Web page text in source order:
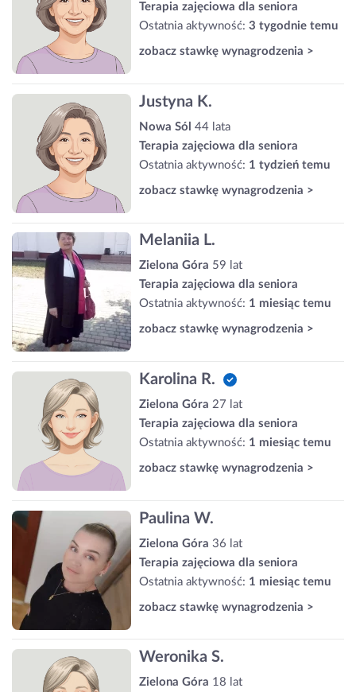
Terapia zajęciowa dla seniora
Ostatnia aktywność: 3 tygodnie temu
zobacz stawkę wynagrodzenia >
Justyna K.
Nowa Sól 44 lata
Terapia zajęciowa dla seniora
Ostatnia aktywność: 1 tydzień temu
zobacz stawkę wynagrodzenia >
Melaniia L.
Zielona Góra 59 lat
Terapia zajęciowa dla seniora
Ostatnia aktywność: 1 miesiąc temu
zobacz stawkę wynagrodzenia >
Karolina R.
Zielona Góra 27 lat
Terapia zajęciowa dla seniora
Ostatnia aktywność: 1 miesiąc temu
zobacz stawkę wynagrodzenia >
Paulina W.
Zielona Góra 36 lat
Terapia zajęciowa dla seniora
Ostatnia aktywność: 1 miesiąc temu
zobacz stawkę wynagrodzenia >
Weronika S.
Zielona Góra 18 lat